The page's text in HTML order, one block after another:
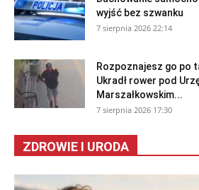
wyjść bez szwanku
7 sierpnia 2026 22:14
Rozpoznajesz go po
Ukradł rower pod
Marszałkowskim...
7 sierpnia 2026 17:30
ZDROWIE I URODA